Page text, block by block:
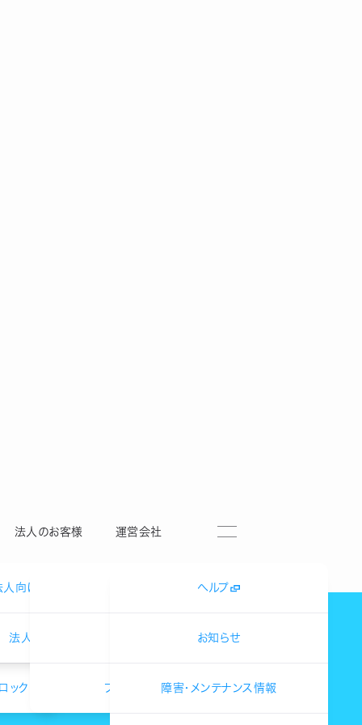
口座
ック
法人のお客様
人向け送金サービス
法人お問い合せ
運営会社
プレスリリース
へルプ
お知らせ
障害・メンテナンス情報